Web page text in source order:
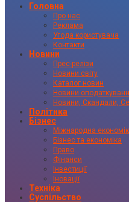
Головна
Про нас
Реклама
Угода користувача
Контакти
Новини
Прес-релізи
Новини світу
Каталог новин
Новини
Новини, Скандали,
Політика
Бізнес
Міжнародна
Бізнес та економіка
Право
Фінанси
Інвестиції
Іновації
Техніка
Суспільство